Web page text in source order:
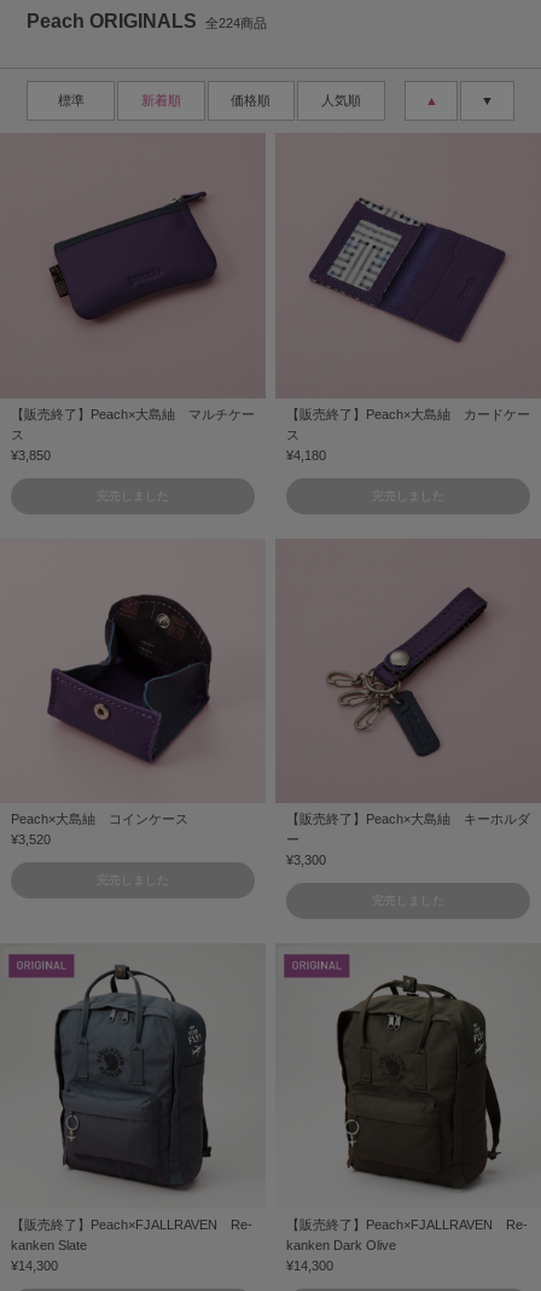
Peach ORIGINALS 全224商品
標準 新着順 価格順 人気順 ▼
▲
【販売終了】Peach×大島紬 マルチケー
ス
¥3,850
完売しました
【販売終了】Peach×大島紬 カードケー
ス
¥4,180
完売しました
Peach×大島紬 コインケース
¥3,520
完売しました
【販売終了】Peach×大島紬 キーホルダ
ー
¥3,300
完売しました
【販売終了】Peach×FJALLRAVEN Re-
kanken Slate
¥14,300
【販売終了】Peach×FJALLRAVEN Re-
kanken Dark Olive
¥14,300